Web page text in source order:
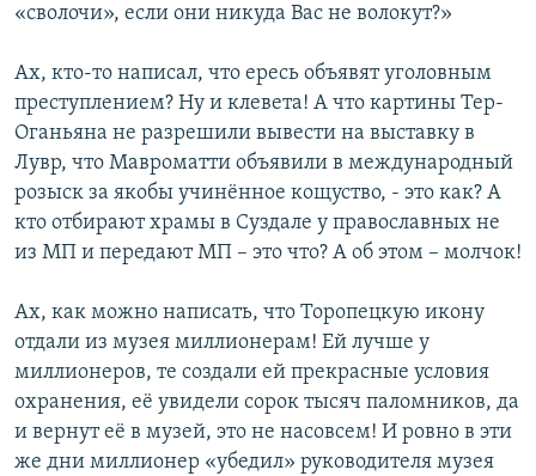
«сволочи», если они никуда Вас не волокут?»
Ах, кто-то написал, что ересь объявят уголовным
преступлением? Ну и клевета! А что картины Тер-
Оганьяна не разрешили вывести на выставку в
Лувр, что Мавроматти объявили в международный
розыск за якобы учинённое кощуство, - это как? А
кто отбирают храмы в Суздале у православных не
из МП и передают МП – это что? А об этом – молчок!
Ах, как можно написать, что Торопецкую икону
отдали из музея миллионерам! Ей лучше у
миллионеров, те создали ей прекрасные условия
охранения, её увидели сорок тысяч паломников, да
и вернут её в музей, это не насовсем! И ровно в эти
же дни миллионер «убедил» руководителя музея